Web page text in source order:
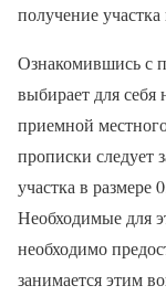
получение
Ознакомившись с
выбирает для
приемной
прописки следует
участка в размере
Необходимые для
необходимо
занимается этим